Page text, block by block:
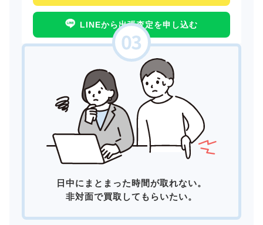
LINEから出張査定を申し込む
日中にまとまった時間が取れない。
非対面で買取してもらいたい。